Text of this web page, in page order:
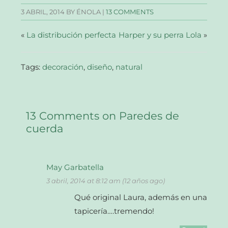
una
ventana
nueva)
una
ventana
nueva)
una
ventana
nueva)
a
un
amigo
abre
en
3 ABRIL, 2014 BY ÉNOLA |13 COMMENTS
« La distribución perfecta Harper y su perra Lola »
Tags:decoración,diseño, natural
13 Comments on Paredes de
cuerda
May Garbatella
3 abril, 2014 at 8:12 am (12 años ago)
Qué original Laura, además en una
tapicería….tremendo!